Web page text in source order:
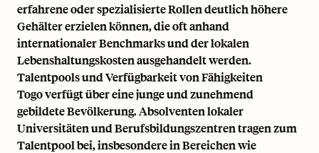
erfahrene oder spezialisierte Rollen deutlich höhere
Gehälter erzielen können, die oft anhand
internationaler Benchmarks und der lokalen
Lebenshaltungskosten ausgehandelt werden.
Talentpools und Verfügbarkeit von Fähigkeiten
Togo verfügt über eine junge und zunehmend
gebildete Bevölkerung. Absolventen lokaler
Universitäten und Berufsbildungszentren tragen zum
Talentpool bei, insbesondere in Bereichen wie